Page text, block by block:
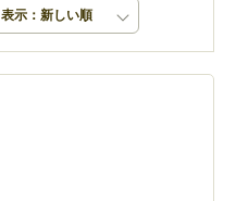
表示：新しい順